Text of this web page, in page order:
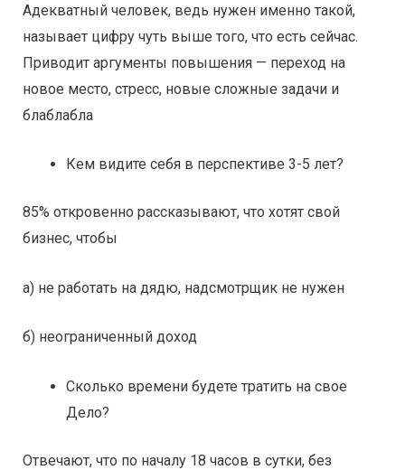
Адекватный человек, ведь нужен именно такой,
называет цифру чуть выше того, что есть сейчас.
Приводит аргументы повышения — переход на
новое место, стресс, новые сложные задачи и
блаблабла
Кем видите себя в перспективе 3-5 лет?
85% откровенно рассказывают, что хотят свой
бизнес, чтобы
а) не работать на дядю, надсмотрщик не нужен
б) неограниченный доход
Сколько времени будете тратить на свое
Дело?
Отвечают, что по началу 18 часов в сутки, без